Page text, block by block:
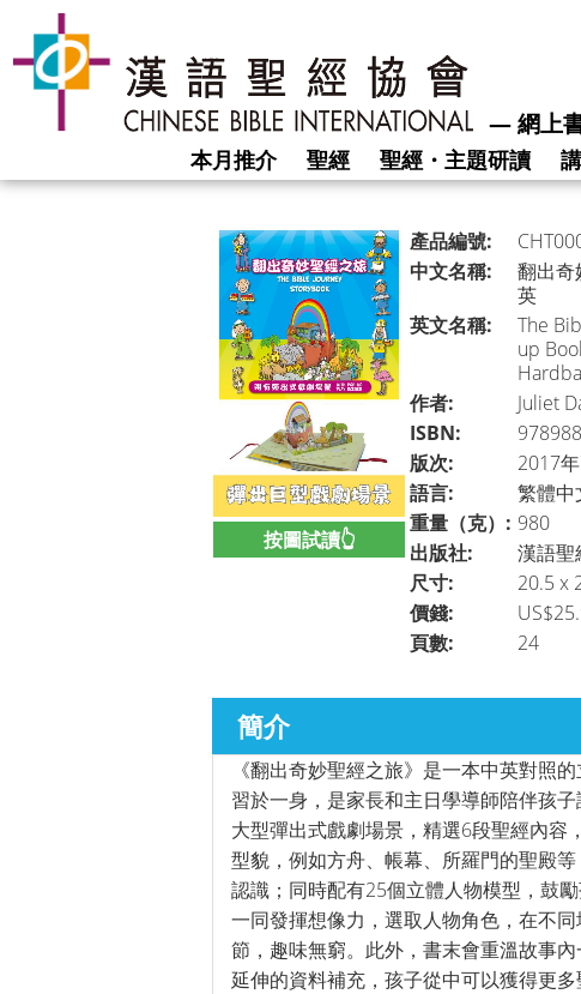
―網上
本月推介 聖經 聖經・主題研讀
按圖試讀👆
產品編號:
中文名稱:
翻出奇
英
英文名稱:
The
up
作者:
Juliet
ISBN:
版次:
2017
語言:
繁體中
重量（克）: 980
出版社:
漢語聖
尺寸:
20.5 x
價錢:
頁數:
24
簡介
《翻出奇妙聖經之旅》是一本中英對照
習於一身，是家長和主日學導師陪伴孩
大型彈出式戲劇場景，精選6段聖經內容
型貌，例如方舟、帳幕、所羅門的聖殿
認識；同時配有25個立體人物模型，鼓
一同發揮想像力，選取人物角色，在不
節，趣味無窮。此外，書末會重溫故事
延伸的資料補充，孩子從中可以獲得更